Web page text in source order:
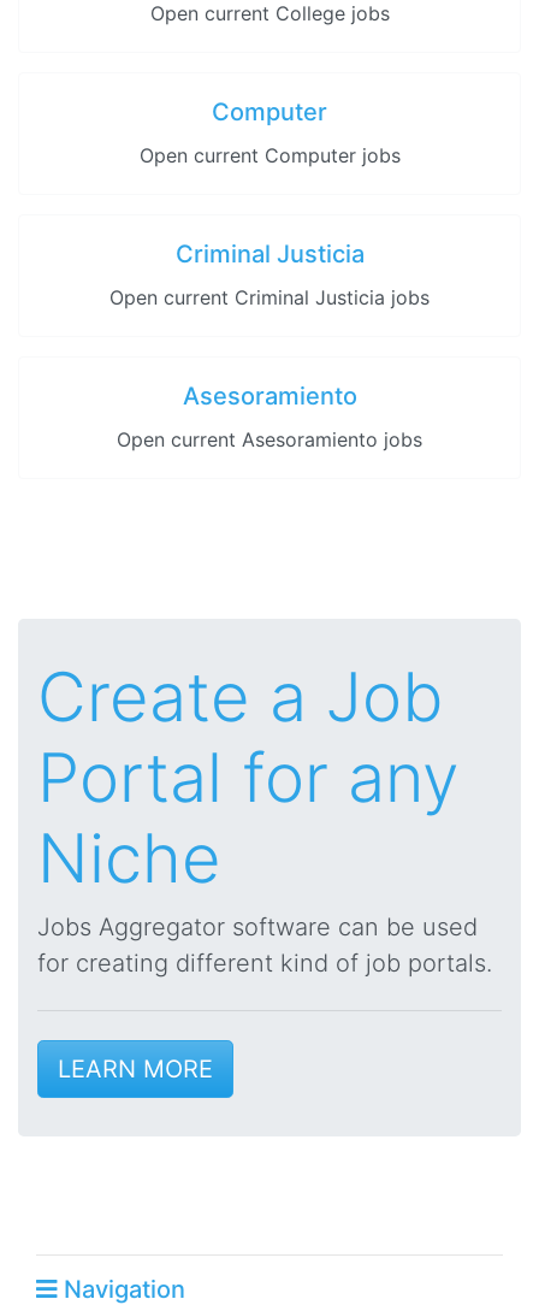
Open current College jobs
Computer
Open current Computer jobs
Criminal Justicia
Open current Criminal Justicia jobs
Asesoramiento
Open current Asesoramiento jobs
Create a Job
Portal for any
Niche
Jobs Aggregator software can be used
for creating different kind of job portals.
LEARN MORE
Navigation